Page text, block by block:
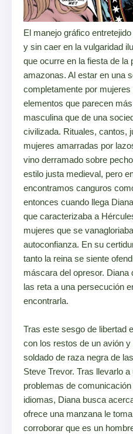
El manejo gráfico
y sin caer en la vulgaridad
que ocurre en la fiesta de la
amazonas. Al estar en una
completamente por
elementos que parecen
masculina que de una
civilizada. Rituales, cantos,
mujeres amarradas por
vino derramado sobre
estilo justa medieval, pero
encontramos canguros
entonces cuando llega
que caracterizaba a
mujeres que se
autoconfianza. En su
tanto la reina se siente
máscara del opresor. Diana
las reta a una persecución
encontrarla.
Tras este sesgo de libertad
con los restos de un avión
soldado de raza negra de
Steve Trevor. Tras llevarlo
problemas de
idiomas, Diana busca
ofrece una manzana le
corroborar que es un